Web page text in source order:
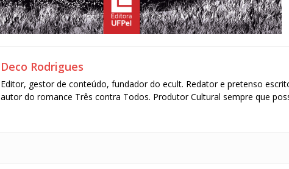
Deco Rodrigues
Editor, gestor de conteúdo, fundador do ecult. Redator e pretenso
autor do romance Três contra Todos. Produtor Cultural sempre que